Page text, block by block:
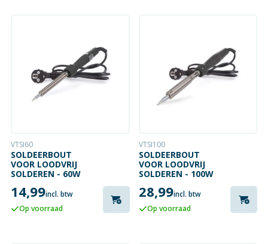
VTSI60
SOLDEERBOUT
VOOR LOODVRIJ
SOLDEREN - 60W
14,99incl. btw
Op voorraad
VTSI100
SOLDEERBOUT
VOOR LOODVRIJ
SOLDEREN - 100W
28,99incl. btw
Op voorraad